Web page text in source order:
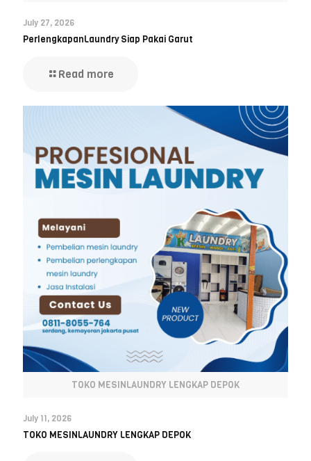
July 27, 2026
PerlengkapanLaundry Siap Pakai Garut
Read more
TOKO MESINLAUNDRY LENGKAP DEPOK
July 11, 2026
TOKO MESINLAUNDRY LENGKAP DEPOK